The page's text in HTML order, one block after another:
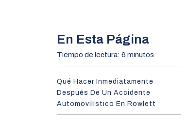
En Esta Página
Tiempo de lectura: 6 minutos
Qué Hacer Inmediatamente
Después De Un Accidente
Automovilístico En Rowlett